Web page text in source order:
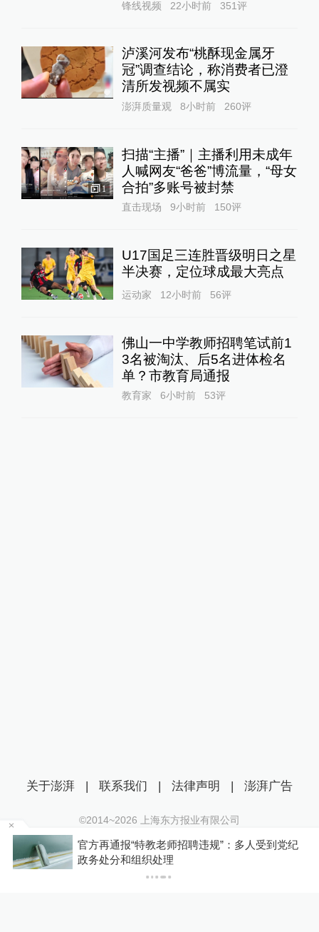
锋线视频 22小时前 351评
泸溪河发布“桃酥现金属牙
冠”调查结论，称消费者已澄
清所发视频不属实
澎湃质量观 8小时前 260评
1
扫描“主播”｜主播利用未成年
人喊网友“爸爸”博流量，“母女
合拍”多账号被封禁
直击现场 9小时前 150评
U17国足三连胜晋级明日之星
半决赛，定位球成最大亮点
运动家 12小时前 56评
佛山一中学教师招聘笔试前1
3名被淘汰、后5名进体检名
单？市教育局通报
教育家 6小时前 53评
”：多人受到党纪
【社论】对“啃小”网络乱象坚决
关于澎湃 | 联系我们 | 法律声明 | 澎湃广告
©2014~2026 上海东方报业有限公司
沪ICP证：沪B2-20170116 | 沪ICP备14003370号
互联网新闻信息服务许可证：31120170006
沪公网安备 31010602000299号